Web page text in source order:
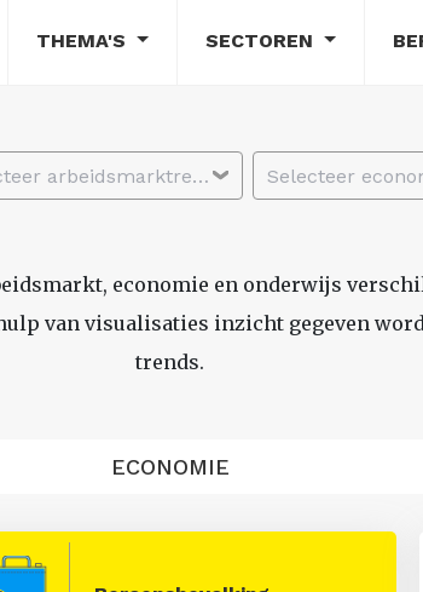
THEMA'S SECTOREN
Selecteer arbeidsmarktregio
economie en onderwijs
van visualisaties inzicht gegeven
trends.
ECONOMIE